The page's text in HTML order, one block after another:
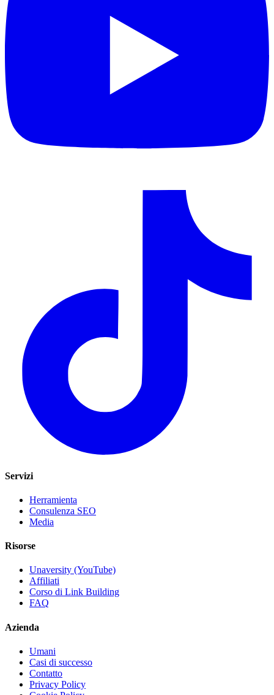
Servizi
Herramienta
Consulenza SEO
Media
Risorse
Unaversity (YouTube)
Affiliati
Corso di Link Building
FAQ
Azienda
Umani
Casi di successo
Contatto
Privacy Policy